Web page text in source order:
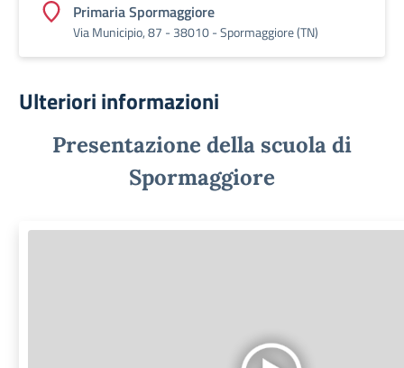
Primaria Spormaggiore
Via Municipio, 87 - 38010 - Spormaggiore (TN)
Ulteriori informazioni
Presentazione della scuola di
Spormaggiore